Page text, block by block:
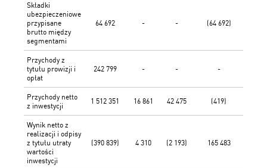
Składki
ubezpieczeniowe
przypisane
brutto między
segmentami
64 692 - - (64 692)
Przychody z
tytułu prowizji i
opłat
242 799 - - -
Przychody netto
z inwestycji
1 512 351 16 861 42 475 (419)
Wynik netto z
realizacji i odpisy
z tytułu utraty
wartości
inwestycji
(390 839) 4 310 (2 193) 165 483